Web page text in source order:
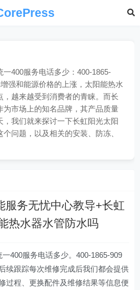
400服务电话多少：400-1865-
强和能源价格的上涨，太阳能热水
，越来越受到消费者的青睐。而长
为市场上的知名品牌，其产品质量
，我们就来探讨一下长虹阳光太阳
问题，以及相关的安装、防冻、
服务无忧中心教导+长虹
热水器水管防水吗
400服务电话多少。400-1865-909
续跟踪每次维修完成后我们都会提供
过程、更换配件及维修结果等信息便